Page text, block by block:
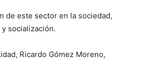
de este sector en la sociedad,
socialización.
Ricardo Gómez Moreno,